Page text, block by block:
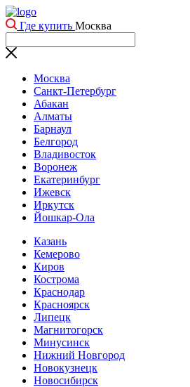
Где купить Москва
Москва
Санкт-Петербург
Абакан
Алматы
Барнаул
Белгород
Владивосток
Воронеж
Екатеринбург
Ижевск
Иркутск
Йошкар-Ола
Казань
Кемерово
Киров
Кострома
Краснодар
Красноярск
Липецк
Магнитогорск
Минусинск
Нижний Новгород
Новокузнецк
Новосибирск